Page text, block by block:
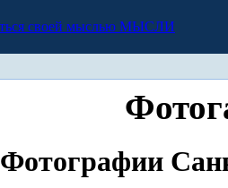
МЫСЛИ
Фотографии